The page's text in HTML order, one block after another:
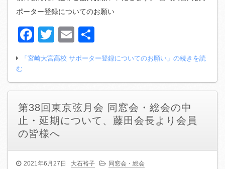
ポーター登録についてのお願い
Facebook
TwitterEmail
有
「宮崎大宮高校 サポーター登録についてのお願い」の続きを読
む
第38回東京弦月会 同窓会・総会の中
止・延期について、藤田会長より会員
の皆様へ
2021年6月27日 大石裕子 同窓会・総会